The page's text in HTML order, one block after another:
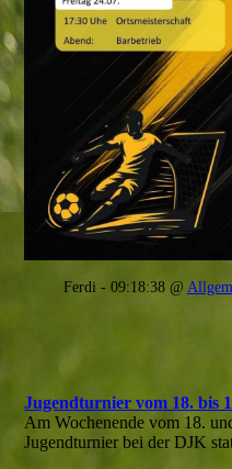
Ferdi - 09:18:38 @
Jugendturnier vom 18. bis
Am Wochenende vom 18.
Jugendturnier bei der DJK